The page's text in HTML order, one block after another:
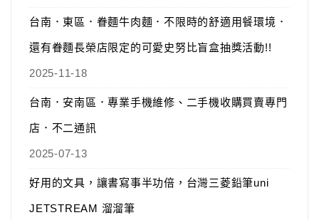
台南．東區．眷麵牛肉麵．不限時的舒適用餐環境．
還有眷麵長榮店限定的可愛史努比盲盒抽獎活動!!
2025-11-18
台南．安南區．專業手機維修、二手機收購買賣專門
店．不二通訊
2025-07-13
好用的文具，讓書寫事半功倍，台灣三菱鉛筆uni
JETSTREAM 溜溜筆